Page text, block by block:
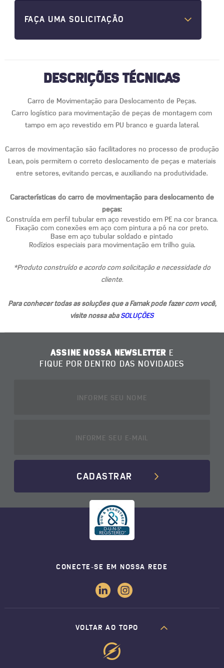
FAÇA UMA SOLICITAÇÃO
DESCRIÇÕES TÉCNICAS
Carro de Movimentação para Deslocamento de Peças.
Carro logístico para movimentação de peças de montagem com
tampo em aço revestido em PU branco e guarda lateral.
Carros de movimentação são facilitadores no processo de produção
Lean, pois permitem o correto deslocamento de peças e materiais
entre setores, evitando percas, e auxiliando na produtividade.
Características do carro de movimentação para deslocamento de
peças:
Construída em perfil tubular em aço revestido em PE na cor branca.
Fixação com conexões em aço com pintura a pó na cor preto.
Base em aço tubular soldado e pintado
Rodízios especiais para movimentação em trilho guia.
*Produto construído e acordo com solicitação e necessidade do
cliente.
Para conhecer todas as soluções que a Famak pode fazer com você,
visite nossa aba SOLUÇÕES
ASSINE NOSSA NEWSLETTER E
FIQUE POR DENTRO DAS NOVIDADES
CADASTRAR
CONECTE-SE EM NOSSA REDE
VOLTAR AO TOPO